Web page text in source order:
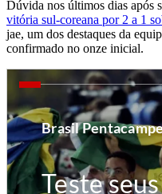
Dúvida nos últimos dias após
vitória sul-coreana por 2 a 1
jae, um dos destaques da
confirmado no onze inicial.